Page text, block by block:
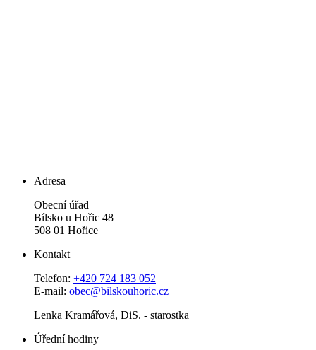
Adresa
Obecní úřad
Bílsko u Hořic 48
508 01 Hořice
Kontakt
Telefon: +420 724 183 052
E-mail: obec@bilskouhoric.cz
Lenka Kramářová, DiS. - starostka
Úřední hodiny